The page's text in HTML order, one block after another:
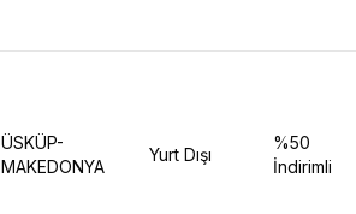
ÜSKÜP-
MAKEDONYA
Yurt Dışı
%50
İndirimli